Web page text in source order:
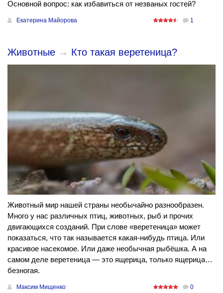
Основной вопрос: как избавиться от незваных гостей?
Екатерина Майорова 1
Животные → Кто такая веретеница?
Животный мир нашей страны необычайно разнообразен.
Много у нас различных птиц, животных, рыб и прочих
двигающихся созданий. При слове «веретеница» может
показаться, что так называется какая-нибудь птица. Или
красивое насекомое. Или даже необычная рыбёшка. А на
самом деле веретеница — это ящерица, только ящерица…
безногая.
Максим Мищенко 0